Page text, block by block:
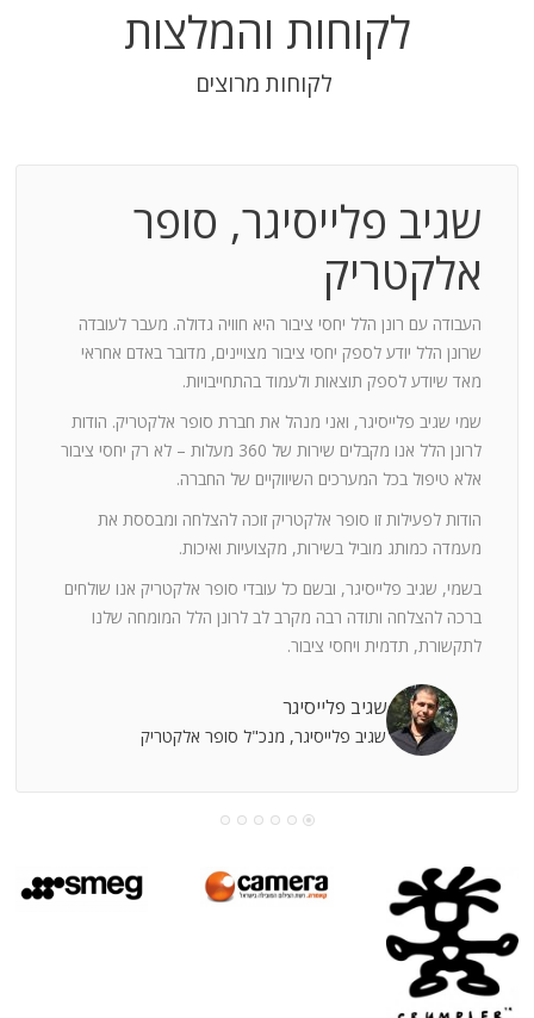
לקוחות והמלצות
לקוחות מרוצים
שגיב פלייסיגר, סופר
אלקטריק
העבודה עם רונן הלל יחסי ציבור היא חוויה גדולה. מעבר לעובדה
שרונן הלל יודע לספק יחסי ציבור מצויינים, מדובר באדם אחראי
מאד שיודע לספק תוצאות ולעמוד בהתחייבויות.
שמי שגיב פלייסיגר, ואני מנהל את חברת סופר אלקטריק. הודות
לרונן הלל אנו מקבלים שירות של 360 מעלות – לא רק יחסי ציבור
אלא טיפול בכל המערכים השיווקיים של החברה.
הודות לפעילות זו סופר אלקטריק זוכה להצלחה ומבססת את
מעמדה כמותג מוביל בשירות, מקצועיות ואיכות.
בשמי, שגיב פלייסיגר, ובשם כל עובדי סופר אלקטריק אנו שולחים
ברכה להצלחה ותודה רבה מקרב לב לרונן הלל המומחה שלנו
לתקשורת, תדמית ויחסי ציבור.
שגיב פלייסיגר
שגיב פלייסיגר, מנכ"ל סופר אלקטריק